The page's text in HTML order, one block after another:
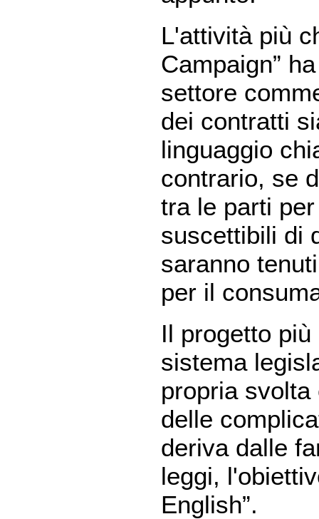
L'attività più
Campaign”
settore
dei contratti
linguaggio
contrario, se
tra le parti
suscettibili di
saranno
per il
Il progetto
sistema
propria
delle
deriva dalle
leggi,
English”.